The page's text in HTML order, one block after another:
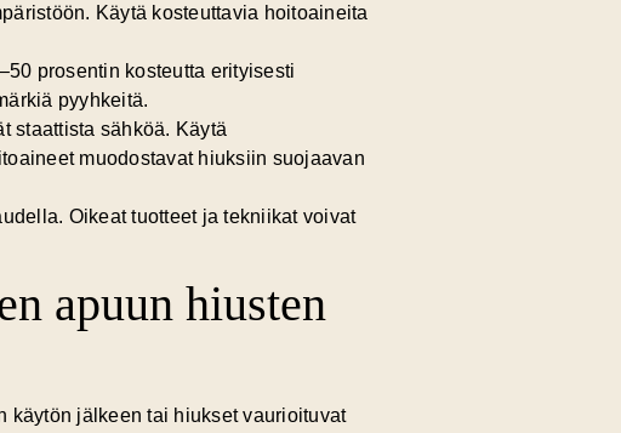
Käytä kosteuttavia hoitoaineita
prosentin kosteutta erityisesti
pyyhkeitä.
staattista sähköä. Käytä
muodostavat hiuksiin suojaavan
Oikeat tuotteet ja tekniikat voivat
apuun hiusten
käytön jälkeen tai hiukset vaurioituvat